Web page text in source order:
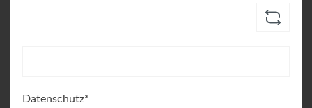
Datenschutz*